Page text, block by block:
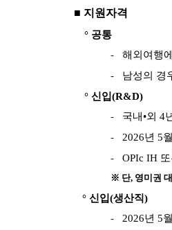
■ 지원자격
° 공통
-
해외여행
-
남성의 경
° 신입(R&D)
-
국내•외 4
-
2026년 5
-
OPIc IH
※ 단, 영미권
° 신입(생산직)
-
2026년 5